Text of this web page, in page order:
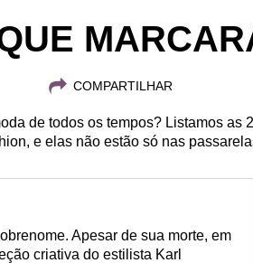
COMPARTILHAR
de todos os tempos? Listamos as
e elas não estão só nas
Apesar de sua morte, em
criativa do estilista Karl